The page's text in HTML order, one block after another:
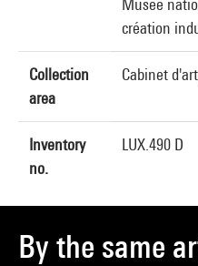
Musée
création
Collection
area
Cabinet
Inventory
no.
LUX.490 D
By the same